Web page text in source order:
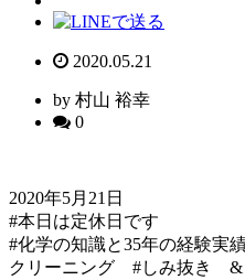
2020.05.21
by 村山 裕幸
0
2020年5月21日
#本日は定休日です
#化学の知識と35年の経験
クリーニング #しみ抜き &